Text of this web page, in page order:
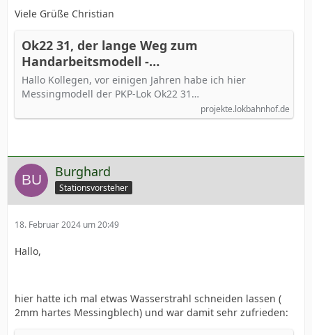
Viele Grüße Christian
Ok22 31, der lange Weg zum
Handarbeitsmodell -
projekte.lokbahnhof.de
Hallo Kollegen, vor einigen Jahren habe ich hier
Messingmodell der PKP-Lok Ok22 31…
projekte.lokbahnhof.de
Burghard
Stationsvorsteher
18. Februar 2024 um 20:49
Hallo,
hier hatte ich mal etwas Wasserstrahl schneiden lassen (
2mm hartes Messingblech) und war damit sehr zufrieden: